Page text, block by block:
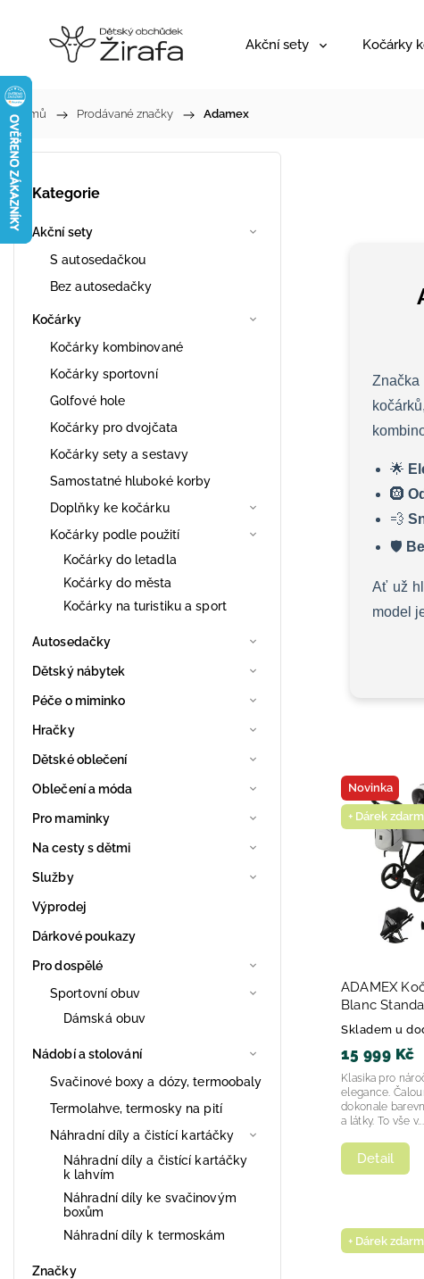
Akční sety Kočárky
Domů / Prodávané značky / Adamex
Kategorie
Akční sety
S autosedačkou
Bez autosedačky
Kočárky
Kočárky kombinované
Kočárky sportovní
Golfové hole
Kočárky pro dvojčata
Kočárky sety a sestavy
Samostatné hluboké korby
Doplňky ke kočárku
Kočárky podle použití
Kočárky do letadla
Kočárky do města
Kočárky na turistiku a sport
Autosedačky
Dětský nábytek
Péče o miminko
Hračky
Dětské oblečení
Oblečení a móda
Pro maminky
Na cesty s dětmi
Služby
Výprodej
Dárkové poukazy
Pro dospělé
Sportovní obuv
Dámská obuv
Nádobí a stolování
Svačinové boxy a dózy, termoobaly
Termolahve, termosky na pití
Náhradní díly a čistící kartáčky
Náhradní díly a čistící kartáčky
k lahvím
Náhradní díly ke svačinovým
boxům
Náhradní díly k termoskám
Značky
Značka
🌟
🛞
💨
🛡️
Ať už
model
Novinka
+ Dárek
ADAMEX
Blanc
Skladem u
15 999 Kč
Detail
Klasika pro
elegance.
dokonale
a látky. To vše v...
+ Dárek